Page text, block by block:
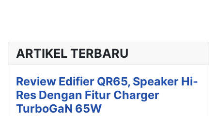
ARTIKEL TERBARU
Review Edifier QR65, Speaker Hi-
Res Dengan Fitur Charger
TurboGaN 65W